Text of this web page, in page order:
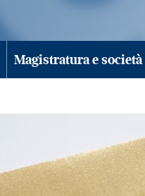
Magistratura e società